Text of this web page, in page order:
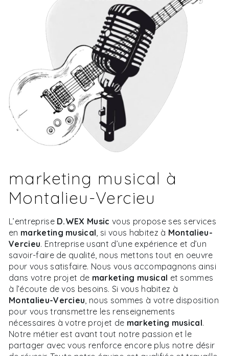
marketing musical à
Montalieu-Vercieu
L’entreprise D.WEX Music vous propose ses services
en marketing musical, si vous habitez à Montalieu-
Vercieu. Entreprise usant d’une expérience et d’un
savoir-faire de qualité, nous mettons tout en oeuvre
pour vous satisfaire. Nous vous accompagnons ainsi
dans votre projet de marketing musical et sommes
à l’écoute de vos besoins. Si vous habitez à
Montalieu-Vercieu, nous sommes à votre disposition
pour vous transmettre les renseignements
nécessaires à votre projet de marketing musical.
Notre métier est avant tout notre passion et le
partager avec vous renforce encore plus notre désir